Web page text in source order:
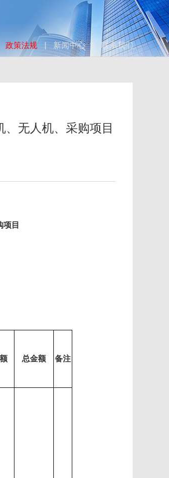
政策法规 | 新闻中心 联系我们
无人机、采购项目
项目
总金额 备注